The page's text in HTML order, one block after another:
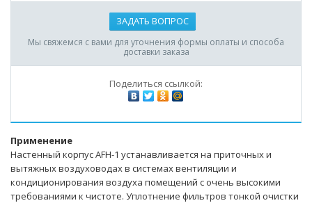
ЗАДАТЬ ВОПРОС
Мы свяжемся с вами для уточнения формы оплаты и способа
доставки заказа
Поделиться ссылкой:
Применение
Настенный корпус AFH-1 устанавливается на приточных и
вытяжных воздуховодах в системах вентиляции и
кондиционирования воздуха помещений с очень высокими
требованиями к чистоте. Уплотнение фильтров тонкой очистки